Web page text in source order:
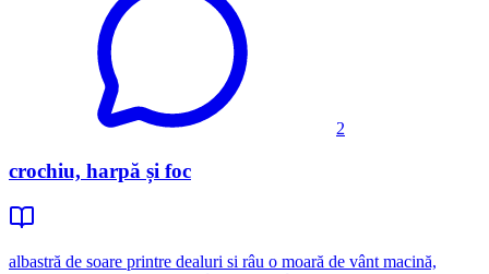
2
crochiu, harpă și foc
albastră de soare printre dealuri si râu o moară de vânt macină,